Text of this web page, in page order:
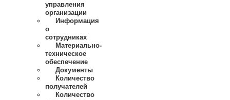
управления
организации
Информация
о
сотрудниках
Материально-
техническое
обеспечение
Документы
Количество
получателей
Количество